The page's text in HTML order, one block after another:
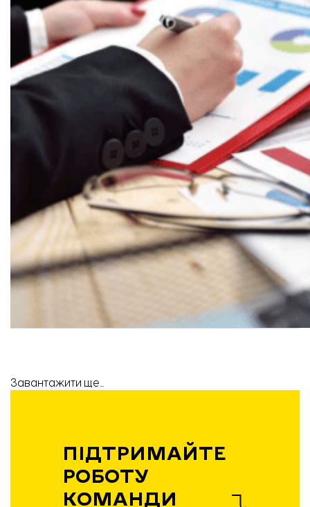
Завантажити ще...
ПІДТРИМАЙТЕ
РОБОТУ
КОМАНДИ